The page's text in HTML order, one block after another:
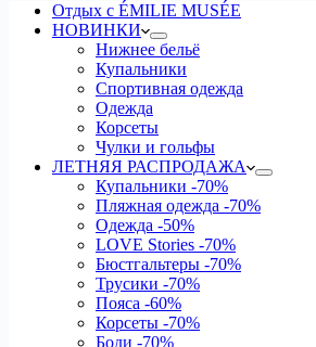
Отдых с ÉMILIE MUSÉE
НОВИНКИ
Нижнее бельё
Купальники
Спортивная одежда
Одежда
Корсеты
Чулки и гольфы
ЛЕТНЯЯ РАСПРОДАЖА
Купальники -70%
Пляжная одежда -70%
Одежда -50%
LOVE Stories -70%
Бюстгальтеры -70%
Трусики -70%
Пояса -60%
Корсеты -70%
Боди -70%